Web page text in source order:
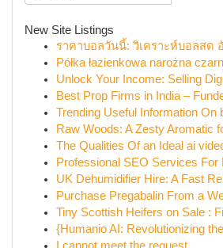
New Site Listings
ราคาบอลวันนี้: วิเคราะห์บอลสด
Półka łazienkowa narożna
Unlock Your Income: Selling
Best Prop Firms in India –
Trending Useful Information On
Raw Woods: A Zesty Aromatic
The Qualities Of an Ideal ai
Professional SEO Services For
UK Dehumidifier Hire: A Fast
Purchase Pregabalin From a
Tiny Scottish Heifers on Sale :
{Humanio AI: Revolutionizing